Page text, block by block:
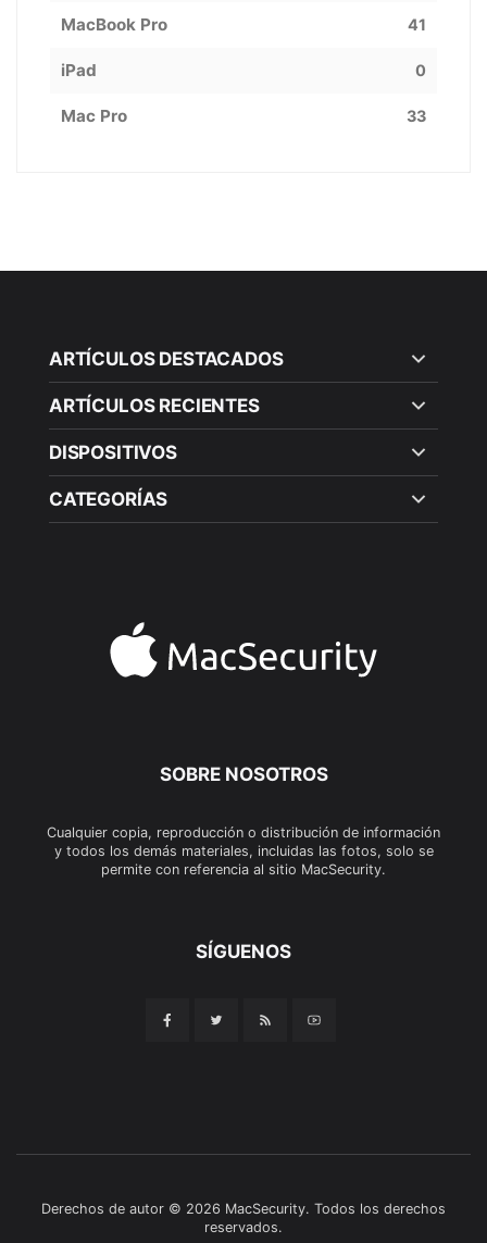
MacBook Pro 41
iPad 0
Mac Pro 33
ARTÍCULOS DESTACADOS
ARTÍCULOS RECIENTES
DISPOSITIVOS
CATEGORÍAS
SOBRE NOSOTROS
Cualquier copia, reproducción o distribución de información
y todos los demás materiales, incluidas las fotos, solo se
permite con referencia al sitio MacSecurity.
SÍGUENOS
Derechos de autor © 2026 MacSecurity. Todos los derechos
reservados.